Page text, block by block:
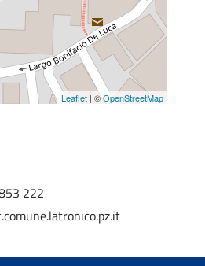
Leaflet | ©OpenStreetMap
222